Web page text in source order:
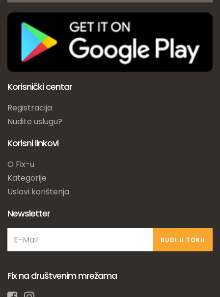
Korisnički centar
Registracija
Nudite uslugu?
Korisni linkovi
O Fix-u
Kategorije
Uslovi korištenja
Newsletter
BUDI U TOKU
Fix na društvenim mrežama